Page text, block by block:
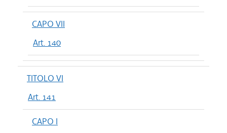
CAPO VII
Art. 140
TITOLO VI
Art. 141
CAPO I